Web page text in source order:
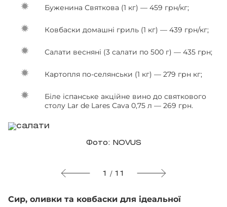
Буженина Святкова (1 кг) — 459 грн/кг;
Ковбаски домашні гриль (1 кг) — 439 грн/кг;
Салати весняні (3 салати по 500 г) — 435 грн;
Картопля по-селянськи (1 кг) — 279 грн кг;
Біле іспанське акційне вино до святкового
столу Lar de Lares Cava 0,75 л — 269 грн.
Фото: NOVUS
1 / 11
Сир, оливки та ковбаски для ідеальної